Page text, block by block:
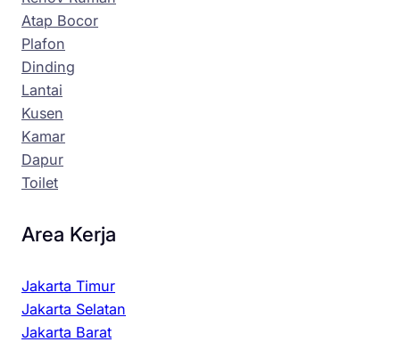
Atap Bocor
Plafon
Dinding
Lantai
Kusen
Kamar
Dapur
Toilet
Area Kerja
Jakarta Timur
Jakarta Selatan
Jakarta Barat